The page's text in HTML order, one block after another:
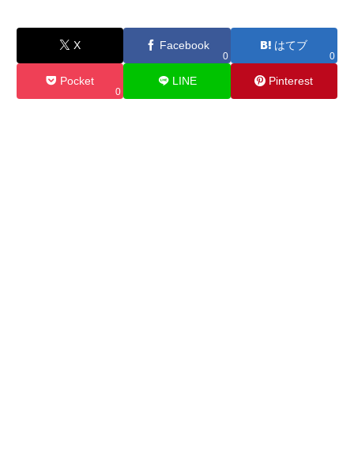
X Facebook
0
はてブ
0
Pocket
0
LINE Pinterest